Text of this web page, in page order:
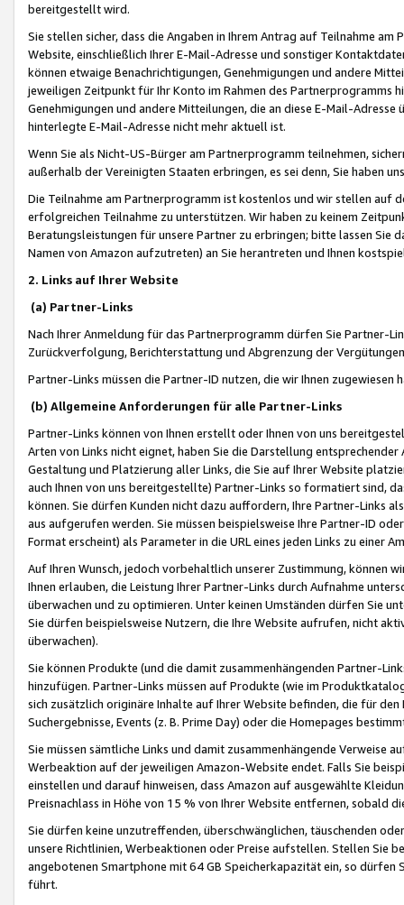
bereitgestellt wird.
Sie stellen sicher, dass die Angaben in Ihrem Antrag auf Teilnahme
Website, einschließlich Ihrer E-Mail-Adresse und sonstiger
können etwaige Benachrichtigungen, Genehmigungen und andere
jeweiligen Zeitpunkt für Ihr Konto im Rahmen des Partnerprogramms
Genehmigungen und andere Mitteilungen, die an diese E-Mail-
hinterlegte E-Mail-Adresse nicht mehr aktuell ist.
Wenn Sie als Nicht-US-Bürger am Partnerprogramm teilnehmen,
außerhalb der Vereinigten Staaten erbringen, es sei denn, Sie haben
Die Teilnahme am Partnerprogramm ist kostenlos und wir stellen auf
erfolgreichen Teilnahme zu unterstützen. Wir haben zu keinem
Beratungsleistungen für unsere Partner zu erbringen; bitte lassen Sie
Namen von Amazon aufzutreten) an Sie herantreten und Ihnen
2. Links auf Ihrer Website
(a) Partner-Links
Nach Ihrer Anmeldung für das Partnerprogramm dürfen Sie Partner-
Zurückverfolgung, Berichterstattung und Abgrenzung der
Partner-Links müssen die Partner-ID nutzen, die wir Ihnen zugewiesen
(b) Allgemeine Anforderungen für alle Partner-Links
Partner-Links können von Ihnen erstellt oder Ihnen von uns
Arten von Links nicht eignet, haben Sie die Darstellung
Gestaltung und Platzierung aller Links, die Sie auf Ihrer Website
auch Ihnen von uns bereitgestellte) Partner-Links so formatiert sind,
können. Sie dürfen Kunden nicht dazu auffordern, Ihre Partner-Links
aus aufgerufen werden. Sie müssen beispielsweise Ihre Partner-ID
Format erscheint) als Parameter in die URL eines jeden Links zu einer
Auf Ihren Wunsch, jedoch vorbehaltlich unserer Zustimmung, können
Ihnen erlauben, die Leistung Ihrer Partner-Links durch Aufnahme
überwachen und zu optimieren. Unter keinen Umständen dürfen Sie
Sie dürfen beispielsweise Nutzern, die Ihre Website aufrufen, nicht
überwachen).
Sie können Produkte (und die damit zusammenhängenden Partner-
hinzufügen. Partner-Links müssen auf Produkte (wie im
sich zusätzlich originäre Inhalte auf Ihrer Website befinden, die für
Suchergebnisse, Events (z. B. Prime Day) oder die Homepages
Sie müssen sämtliche Links und damit zusammenhängende
Werbeaktion auf der jeweiligen Amazon-Website endet. Falls Sie
einstellen und darauf hinweisen, dass Amazon auf ausgewählte
Preisnachlass in Höhe von 15 % von Ihrer Website entfernen, sobald
Sie dürfen keine unzutreffenden, überschwänglichen, täuschenden
unsere Richtlinien, Werbeaktionen oder Preise aufstellen. Stellen Sie
angebotenen Smartphone mit 64 GB Speicherkapazität ein, so dürfen
führt.